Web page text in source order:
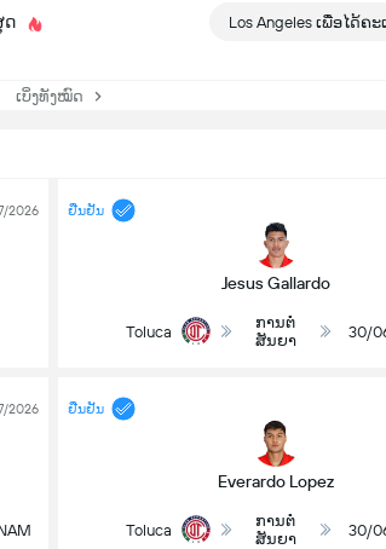
ດ Los Angeles ເພື່ອໄດ້ຄ
ເບິ່ງທັງໝົດ
2026 ຢືນຢັນ
Jesus Gallardo
Toluca
ການຕໍ່
ສັນຍາ
30/
2026 ຢືນຢັນ
Everardo Lopez
Toluca
ການຕໍ່
ສັນຍາ
30/